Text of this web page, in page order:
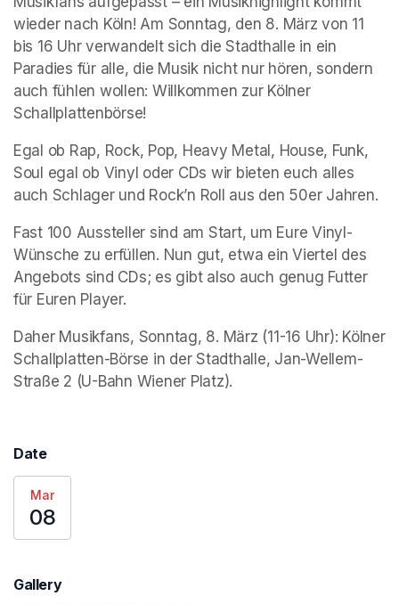
wieder nach Köln! Am Sonntag, den 8. März von 11
bis 16 Uhr verwandelt sich die Stadthalle in ein
Paradies für alle, die Musik nicht nur hören, sondern
auch fühlen wollen: Willkommen zur Kölner
Schallplattenbörse!
Egal ob Rap, Rock, Pop, Heavy Metal, House, Funk,
Soul egal ob Vinyl oder CDs wir bieten euch alles
auch Schlager und Rock’n Roll aus den 50er Jahren.
Fast 100 Aussteller sind am Start, um Eure Vinyl-
Wünsche zu erfüllen. Nun gut, etwa ein Viertel des
Angebots sind CDs; es gibt also auch genug Futter
für Euren Player.
Daher Musikfans, Sonntag, 8. März (11-16 Uhr): Kölner
Schallplatten-Börse in der Stadthalle, Jan-Wellem-
Straße 2 (U-Bahn Wiener Platz).
Date
Mar
08
Gallery